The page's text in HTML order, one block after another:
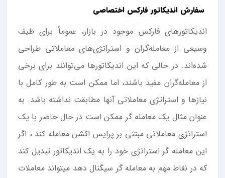
سفارش اندیکاتور فارکس اختصاصی
اندیکاتورهای فارکس موجود در بازار، عموماً برای طیف
وسیعی از معامله‌گران و استراتژی‌های معاملاتی طراحی
شده‌اند. در حالی که این اندیکاتورها می‌توانند برای برخی
از معامله‌گران مفید باشند، اما ممکن است به طور کامل با
نیازها و استراتژی معاملاتی آنها مطابقت نداشته باشد. به
عنوان مثال یک معامله گر ممکن است در حال حاضر با یک
استراتژی معاملاتی مبتنی بر پرایس اکشن معامله کند ، اگر
این معامله گر استراتژی خود را به یک اندیکاتور تبدیل کند
که در نقاط مهم به معامله گر سیگنال دهد میتواند معاملات